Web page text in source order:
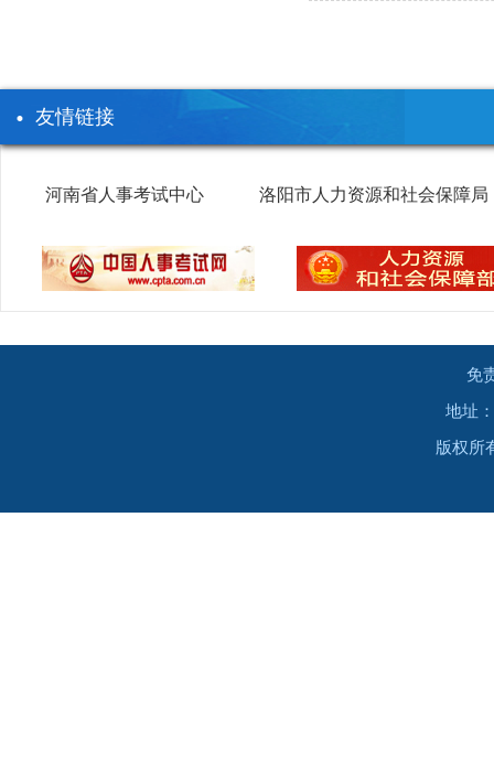
友情链接
河南省人事考试中心 洛阳市人力资源和社会保障局
免
地址
版权所